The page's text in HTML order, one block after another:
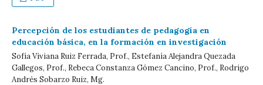
Percepción de los estudiantes de pedagogía en
educación básica, en la formación en investigación
Sofía Viviana Ruiz Ferrada, Prof., Estefanía Alejandra Quezada
Gallegos, Prof., Rebeca Constanza Gómez Cancino, Prof., Rodrigo
Andrés Sobarzo Ruiz, Mg.